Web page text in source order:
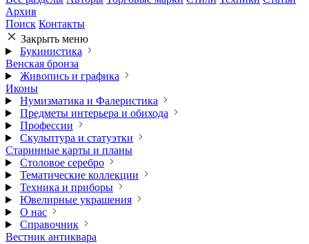
Архив
Поиск Контакты
Закрыть меню
Букинистика
Венская бронза
Живопись и графика
Иконы
Нумизматика и Фалеристика
Предметы интерьера и обихода
Профессии
Скульптура и статуэтки
Старинные карты и планы
Столовое серебро
Тематические коллекции
Техника и приборы
Ювелирные украшения
О нас
Справочник
Вестник антиквара